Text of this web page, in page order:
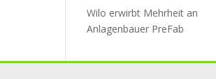
Wilo erwirbt Mehr­heit an
An­la­gen­bau­er PreFab